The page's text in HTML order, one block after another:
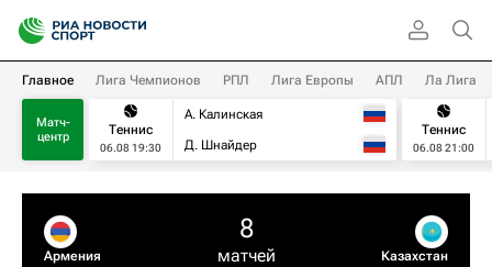
Главное Лига Чемпионов РПЛ Лига Европы АПЛ Ла Лига
Матч-
центр
Теннис
06.08 19:30
А. Калинская
Д. Шнайдер
Теннис
06.08 21:00
Армения
8
матчей Казахстан